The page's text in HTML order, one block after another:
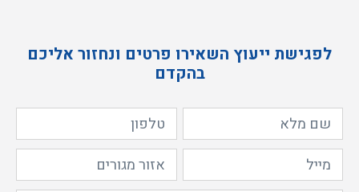
לפגישת ייעוץ השאירו פרטים ונחזור אליכם
בהקדם